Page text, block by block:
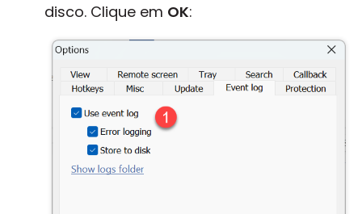
disco. Clique em OK: